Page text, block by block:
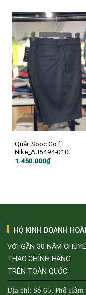
Quần Sooc Golf
Nike_AJ5494-010
1.450.000₫
HỘ KINH DOANH
VỚI GẦN 30 NĂM
THAO CHÍNH HÃNG
TRÊN TOÀN QUỐC.
Địa chỉ: Số 65, Phố